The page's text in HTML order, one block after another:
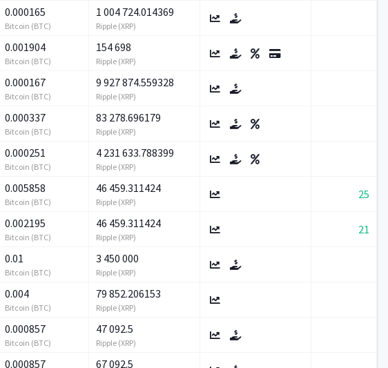
0.000165
Bitcoin (BTC)
1 004 724.014369
Ripple (XRP)
0.001904
Bitcoin (BTC)
154 698
Ripple (XRP)
0.000167
Bitcoin (BTC)
9 927 874.559328
Ripple (XRP)
0.000337
Bitcoin (BTC)
83 278.696179
Ripple (XRP)
0.000251
Bitcoin (BTC)
4 231 633.788399
Ripple (XRP)
0.005858
Bitcoin (BTC)
46 459.311424
Ripple (XRP)
25
0.002195
Bitcoin (BTC)
46 459.311424
Ripple (XRP)
21
0.01
Bitcoin (BTC)
3 450 000
Ripple (XRP)
0.004
Bitcoin (BTC)
79 852.206153
Ripple (XRP)
0.000857
Bitcoin (BTC)
47 092.5
Ripple (XRP)
0.000857 67 092.5